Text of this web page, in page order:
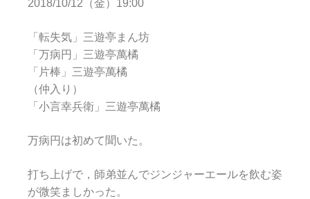
キ
プ
2018/10/12（金）19:00
「転失気」三遊亭まん坊
「万病円」三遊亭萬橘
「片棒」三遊亭萬橘
（仲入り）
「小言幸兵衛」三遊亭萬橘
万病円は初めて聞いた。
打ち上げで，師弟並んでジンジャーエールを飲む姿
が微笑ましかった。